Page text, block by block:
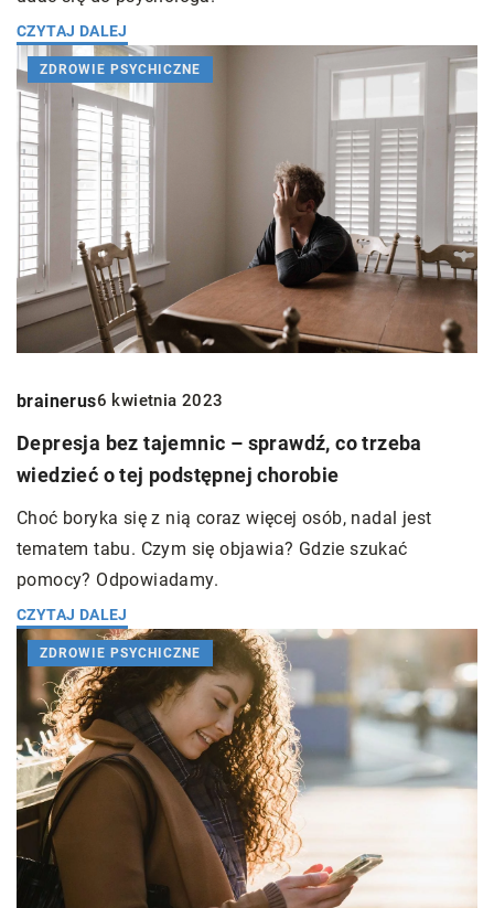
CZYTAJ DALEJ
ZDROWIE PSYCHICZNE
brainerus6 kwietnia 2023
Depresja bez tajemnic – sprawdź, co trzeba
wiedzieć o tej podstępnej chorobie
Choć boryka się z nią coraz więcej osób, nadal jest
tematem tabu. Czym się objawia? Gdzie szukać
pomocy? Odpowiadamy.
CZYTAJ DALEJ
ZDROWIE PSYCHICZNE